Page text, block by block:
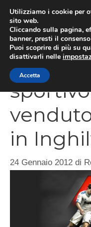
contenuto
FIFA 12
in
24 Gennaio 2012 di
Utilizziamo i cookie per
sito web.
Cliccando sulla pagina,
banner, presti il
Puoi scoprire di più su
disattivarli nelle
Accetta